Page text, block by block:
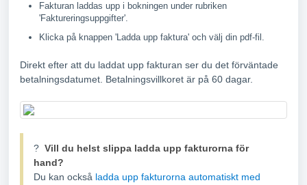
Fakturan laddas upp i bokningen under rubriken
'Faktureringsuppgifter'.
Klicka på knappen 'Ladda upp faktura' och välj din pdf-fil.
Direkt efter att du laddat upp fakturan ser du det förväntade
betalningsdatumet. Betalningsvillkoret är på 60 dagar.
? Vill du helst slippa ladda upp fakturorna för
hand?
Du kan också ladda upp fakturorna automatiskt med